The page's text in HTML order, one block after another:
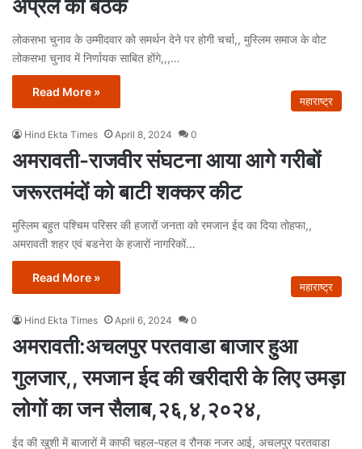
अप्रैल को बैठक
लोकसभा चुनाव के उम्मीदवार को समर्थन देने पर होगी चर्चा,, मुस्लिम समाज के वोट
लोकसभा चुनाव में निर्णायक साबित होंगे,,,…
Read More »
महाराष्ट्र
Hind Ekta Times April 8, 2024 0
अमरावती-राजवीर संघटना आया आगे गरीबों
जरूरतमंदों को बाटी शक्कर कीट
मुस्लिम बहुत पश्चिम परिसर की हजारों जनता को रमजान ईद का दिया तोहफा,,
अमरावती शहर एवं बडनेरा के हजारों नागरिकों…
Read More »
महाराष्ट्र
Hind Ekta Times April 6, 2024 0
अमरावती:अचलपुर परतवाडा बाजार हुआ
गुलजार,, रमजान ईद की खरीदारी के लिए उमड़ा
लोगों का जन सैलाब,२६,४,२०२४,
ईद की खुशी में बाजारों में काफी चहल-पहल व रौनक नजर आई, अचलपुर परतवाडा